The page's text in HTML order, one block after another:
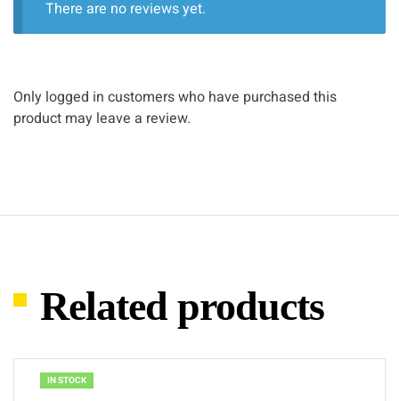
There are no reviews yet.
Only logged in customers who have purchased this
product may leave a review.
Related products
IN STOCK